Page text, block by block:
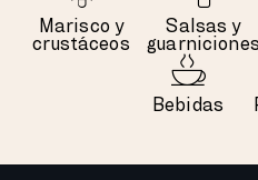
Marisco y
crustáceos
Salsas y
guarniciones
Bebidas